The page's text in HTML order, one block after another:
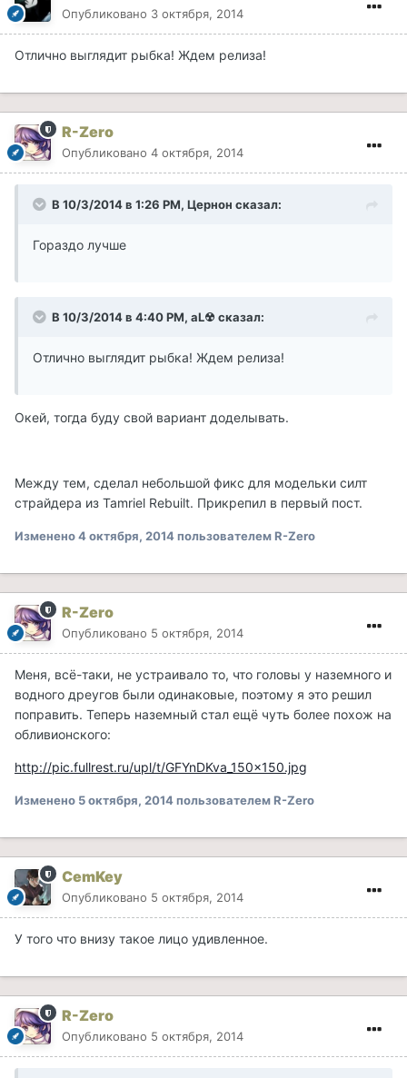
Опубликовано 3 октября, 2014
Отлично выглядит рыбка! Ждем релиза!
R-Zero
Опубликовано 4 октября, 2014
В 10/3/2014 в 1:26 PM, Цернон сказал:
Гораздо лучше
В 10/3/2014 в 4:40 PM, aL☢ сказал:
Отлично выглядит рыбка! Ждем релиза!
Окей, тогда буду свой вариант доделывать.
Между тем, сделал небольшой фикс для модельки силт
страйдера из Tamriel Rebuilt. Прикрепил в первый пост.
Изменено4 октября, 2014пользователем R-Zero
R-Zero
Опубликовано 5 октября, 2014
Меня, всё-таки, не устраивало то, что головы у наземного и
водного дреугов были одинаковые, поэтому я это решил
поправить. Теперь наземный стал ещё чуть более похож на
обливионского:
http://pic.fullrest.ru/upl/t/GFYnDKva_150x150.jpg
Изменено 5 октября, 2014пользователем R-Zero
CemKey
Опубликовано 5 октября, 2014
У того что внизу такое лицо удивленное.
R-Zero
Опубликовано 5 октября, 2014